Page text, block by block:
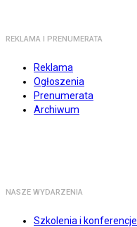
REKLAMA I PRENUMERATA
Reklama
Ogłoszenia
Prenumerata
Archiwum
NASZE WYDARZENIA
Szkolenia i konferencje